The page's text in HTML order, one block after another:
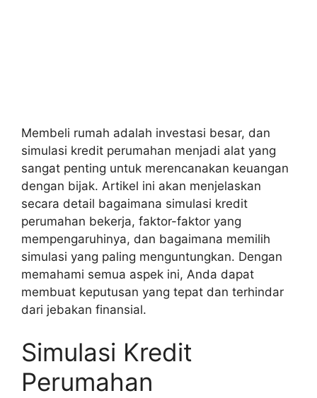
Membeli rumah adalah investasi besar, dan
simulasi kredit perumahan menjadi alat yang
sangat penting untuk merencanakan keuangan
dengan bijak. Artikel ini akan menjelaskan
secara detail bagaimana simulasi kredit
perumahan bekerja, faktor-faktor yang
mempengaruhinya, dan bagaimana memilih
simulasi yang paling menguntungkan. Dengan
memahami semua aspek ini, Anda dapat
membuat keputusan yang tepat dan terhindar
dari jebakan finansial.
Simulasi Kredit
Perumahan